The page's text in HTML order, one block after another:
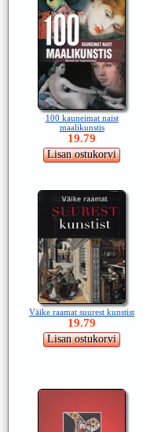
100 kauneimat naist
maalikunstis
19.79
Väike raamat suurest kunstist
19.79